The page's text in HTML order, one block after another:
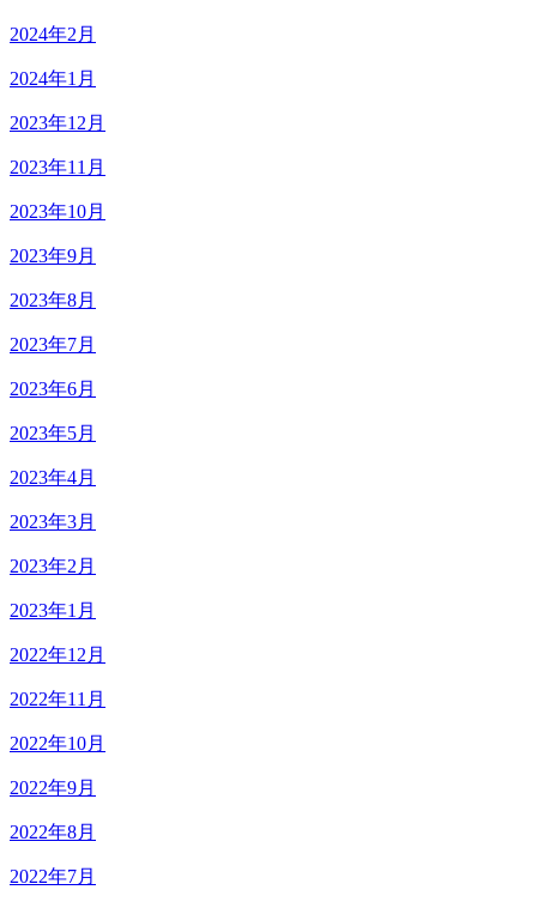
2024年2月
2024年1月
2023年12月
2023年11月
2023年10月
2023年9月
2023年8月
2023年7月
2023年6月
2023年5月
2023年4月
2023年3月
2023年2月
2023年1月
2022年12月
2022年11月
2022年10月
2022年9月
2022年8月
2022年7月